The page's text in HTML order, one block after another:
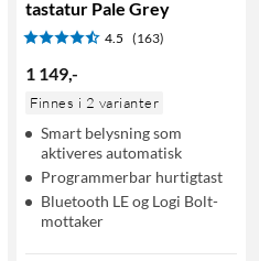
tastatur Pale Grey
4.5 (163)
1 149,-
Finnes i 2 varianter
Smart belysning som
aktiveres automatisk
Programmerbar hurtigtast
Bluetooth LE og Logi Bolt-
mottaker